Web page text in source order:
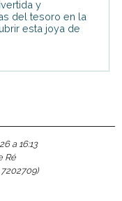
y
del tesoro en la
esta joya de
a 16:13
Ré
7202709)